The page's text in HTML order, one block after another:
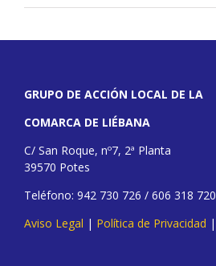
GRUPO DE ACCIÓN LOCAL DE LA
COMARCA DE LIÉBANA
C/ San Roque, nº7, 2ª Planta
39570 Potes
Teléfono: 942 730 726 / 606 318 720
Aviso Legal | Política de Privacidad |